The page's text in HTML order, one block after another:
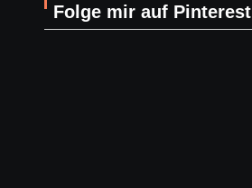
Folge mir auf Pinterest